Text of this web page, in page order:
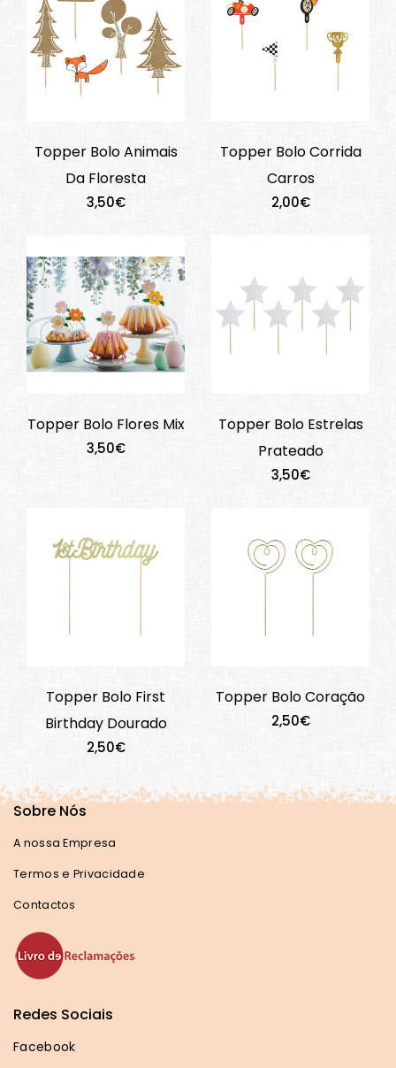
Topper Bolo Animais
Da Floresta
3,50€
Topper Bolo Corrida
Carros
2,00€
Topper Bolo Flores Mix
3,50€
Topper Bolo Estrelas
Prateado
3,50€
Topper Bolo First
Birthday Dourado
2,50€
Topper Bolo Coração
2,50€
Sobre Nós
A nossa Empresa
Termos e Privacidade
Contactos
Redes Sociais
Facebook